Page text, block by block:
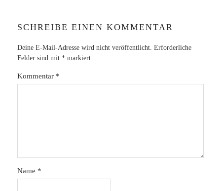
SCHREIBE EINEN KOMMENTAR
Deine E-Mail-Adresse wird nicht veröffentlicht. Erforderliche
Felder sind mit * markiert
Kommentar *
Name *